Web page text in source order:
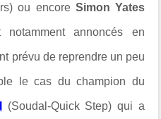
ou encore Simon Yates
annoncés en
prévu de reprendre un peu
le cas du champion du
(Soudal-Quick Step) qui a